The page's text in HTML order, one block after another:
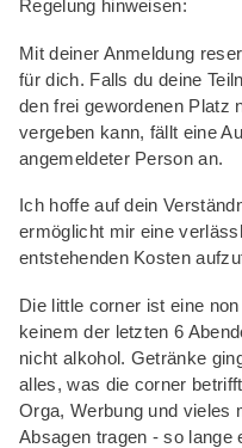
Regelung hinweisen:
Mit deiner Anmeldung
für dich. Falls du deine
den frei gewordenen Platz
vergeben kann, fällt eine
angemeldeter Person an.
Ich hoffe auf dein
ermöglicht mir eine
entstehenden Kosten
Die little corner ist eine
keinem der letzten 6
nicht alkohol. Getränke
alles, was die corner
Orga, Werbung und vieles
Absagen tragen - so lange